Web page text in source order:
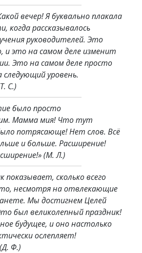
вечер! Я буквально плакала
когда рассказывалось
руководителей. Это
и это на самом деле изменит
Это на самом деле просто
уровень.
C.)
было просто
Мамма мия! Что тут
потрясающе! Нет слов. Всё
и больше. Расширение!
(M. Л.)
показывает, сколько всего
несмотря на отвлекающие
Мы достигнем Целей
был великолепный праздник!
будущее, и оно настолько
ослепляет!
(Д. Ф.)